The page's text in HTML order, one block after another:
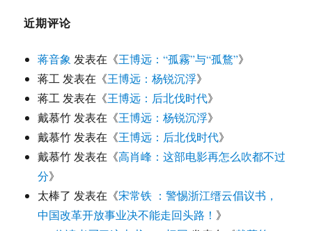
近期评论
蒋音象 发表在《王博远：“孤霧”与“孤鶩”》
蒋工 发表在《王博远：杨锐沉浮》
蒋工 发表在《王博远：后北伐时代》
戴慕竹 发表在《王博远：杨锐沉浮》
戴慕竹 发表在《王博远：后北伐时代》
戴慕竹 发表在《高肖峰：这部电影再怎么吹都不过
分》
太棒了 发表在《宋常铁 ：警惕浙江缙云倡议书，
中国改革开放事业决不能走回头路！ 》